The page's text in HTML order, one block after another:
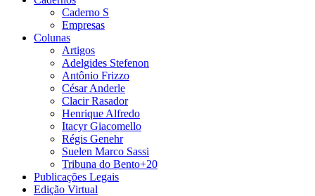
Caderno S
Empresas
Colunas
Artigos
Adelgides Stefenon
Antônio Frizzo
César Anderle
Clacir Rasador
Henrique Alfredo
Itacyr Giacomello
Régis Genehr
Suelen Marco Sassi
Tribuna do Bento+20
Publicações Legais
Edição Virtual